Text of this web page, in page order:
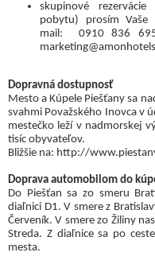
skupinové
pobytu) prosím
mail: 0910 836
Dopravná dostupnosť
Mesto a Kúpele Piešťany sa
svahmi Považského Inovca v
mestečko leží v nadmorskej
tisíc obyvateľov.
Bližšie na: http://
Doprava automobilom do
Do Piešťan sa zo smeru
diaľnici D1. V smere z
Červeník. V smere zo Žiliny
Streda. Z diaľnice sa po
mesta.